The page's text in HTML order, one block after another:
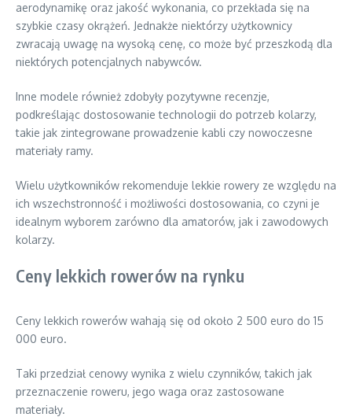
aerodynamikę oraz jakość wykonania, co przekłada się na
szybkie czasy okrążeń. Jednakże niektórzy użytkownicy
zwracają uwagę na wysoką cenę, co może być przeszkodą dla
niektórych potencjalnych nabywców.
Inne modele również zdobyły pozytywne recenzje,
podkreślając dostosowanie technologii do potrzeb kolarzy,
takie jak zintegrowane prowadzenie kabli czy nowoczesne
materiały ramy.
Wielu użytkowników rekomenduje lekkie rowery ze względu na
ich wszechstronność i możliwości dostosowania, co czyni je
idealnym wyborem zarówno dla amatorów, jak i zawodowych
kolarzy.
Ceny lekkich rowerów na rynku
Ceny lekkich rowerów wahają się od około 2 500 euro do 15
000 euro.
Taki przedział cenowy wynika z wielu czynników, takich jak
przeznaczenie roweru, jego waga oraz zastosowane
materiały.